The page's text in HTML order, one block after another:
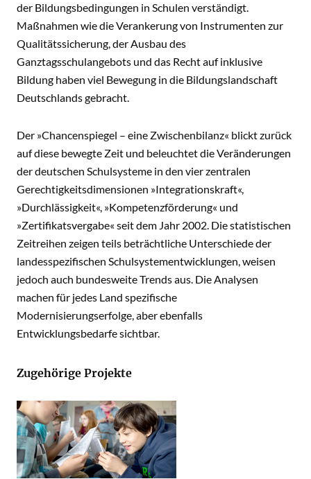
der Bildungsbedingungen in Schulen verständigt.
Maßnahmen wie die Verankerung von Instrumenten zur
Qualitätssicherung, der Ausbau des
Ganztagsschulangebots und das Recht auf inklusive
Bildung haben viel Bewegung in die Bildungslandschaft
Deutschlands gebracht.
Der »Chancenspiegel – eine Zwischenbilanz« blickt zurück
auf diese bewegte Zeit und beleuchtet die Veränderungen
der deutschen Schulsysteme in den vier zentralen
Gerechtigkeitsdimensionen »Integrationskraft«,
»Durchlässigkeit«, »Kompetenzförderung« und
»Zertifikatsvergabe« seit dem Jahr 2002. Die statistischen
Zeitreihen zeigen teils beträchtliche Unterschiede der
landesspezifischen Schulsystementwicklungen, weisen
jedoch auch bundesweite Trends aus. Die Analysen
machen für jedes Land spezifische
Modernisierungserfolge, aber ebenfalls
Entwicklungsbedarfe sichtbar.
Zugehörige Projekte